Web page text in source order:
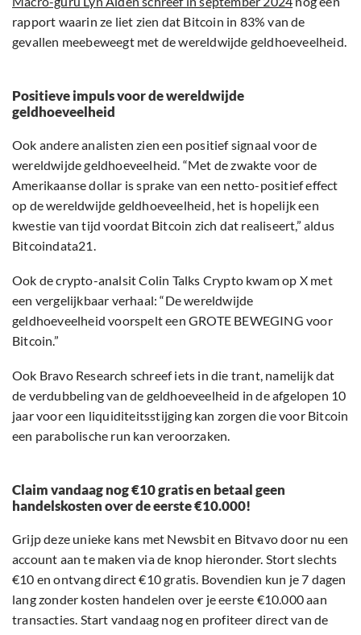
rapport waarin ze liet zien dat Bitcoin in 83% van de
gevallen meebeweegt met de wereldwijde geldhoeveelheid.
Positieve impuls voor de wereldwijde
geldhoeveelheid
Ook andere analisten zien een positief signaal voor de
wereldwijde geldhoeveelheid. “Met de zwakte voor de
Amerikaanse dollar is sprake van een netto-positief effect
op de wereldwijde geldhoeveelheid, het is hopelijk een
kwestie van tijd voordat Bitcoin zich dat realiseert,” aldus
Bitcoindata21.
Ook de crypto-analsit Colin Talks Crypto kwam op X met
een vergelijkbaar verhaal: “De wereldwijde
geldhoeveelheid voorspelt een GROTE BEWEGING voor
Bitcoin.”
Ook Bravo Research schreef iets in die trant, namelijk dat
de verdubbeling van de geldhoeveelheid in de afgelopen 10
jaar voor een liquiditeitsstijging kan zorgen die voor Bitcoin
een parabolische run kan veroorzaken.
Claim vandaag nog €10 gratis en betaal geen
handelskosten over de eerste €10.000!
Grijp deze unieke kans met Newsbit en Bitvavo door nu een
account aan te maken via de knop hieronder. Stort slechts
€10 en ontvang direct €10 gratis. Bovendien kun je 7 dagen
lang zonder kosten handelen over je eerste €10.000 aan
transacties. Start vandaag nog en profiteer direct van de